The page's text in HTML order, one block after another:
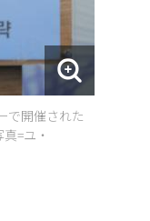
で開催された
=ユ・